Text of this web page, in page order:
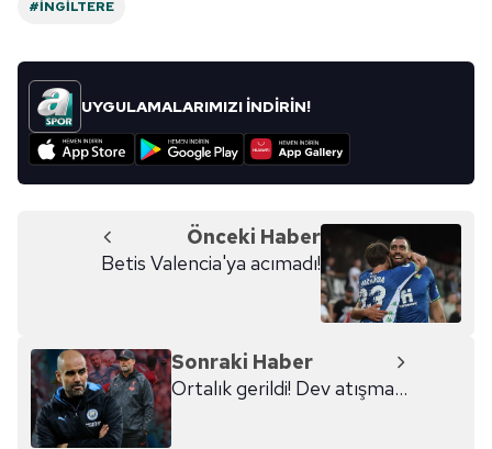
#İNGILTERE
UYGULAMALARIMIZI İNDİRİN!
Önceki Haber
Betis Valencia'ya acımadı!
Sonraki Haber
Ortalık gerildi! Dev atışma...